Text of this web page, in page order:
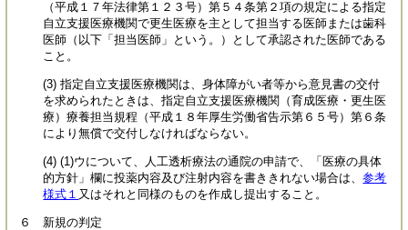
（平成１７年法律第１２３号）第５４条第２項の規定による指定
自立支援医療機関で更生医療を主として担当する医師または歯科
医師（以下「担当医師」という。）として承認された医師である
こと。
(3) 指定自立支援医療機関は、身体障がい者等から意見書の交付
を求められたときは、指定自立支援医療機関（育成医療・更生医
療）療養担当規程（平成１８年厚生労働省告示第６５号）第６条
により無償で交付しなければならない。
(4) (1)ウについて、人工透析療法の通院の申請で、「医療の具体
的方針」欄に投薬内容及び注射内容を書ききれない場合は、参考
様式１ 又はそれと同様のものを作成し提出すること。
６ 新規の判定